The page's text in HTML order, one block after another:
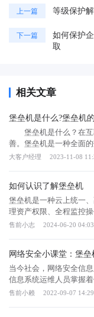
上一篇 等级保护
下一篇
如何保护
取
相关文章
堡垒机是什么?堡垒机
堡垒机是什么？在互
善。堡垒机是一种全面
数据的全方位保护。堡
和记录运维人员对网络
的操作行为，以便集
一个账号 小高和小李
作需要，两人就一起用
致内部存在着较大的
号 老张是公司的技术
用同样的密码，但是这
务器密码也都不保。因
大客户经理 2023-11-08
如何认识了解堡垒机
堡垒机是一种云上统一
理资产权限、全程监控
过程中的身份可鉴别、
它支持对各类服务器、
限的细粒度划分和访问
降低操作风险。堡垒机
人员的操作行为，堡垒
售前小志 2024-06-20
网络安全小课堂：堡
当今社会，网络安全信
信息系统运维人员掌握
题将会给企业或单位带
售前小赖 2022-09-07